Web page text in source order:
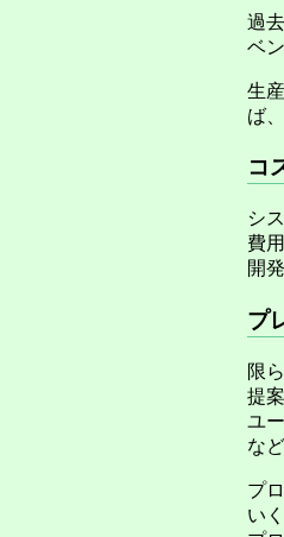
過
ベ
生
ば
コ
シ
費
開
プ
限
提
ユ
な
プ
い